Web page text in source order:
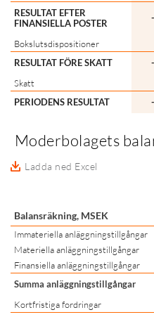
RESULTAT EFTER
FINANSIELLA POSTER
Bokslutsdispositioner
RESULTAT FÖRE SKATT
Skatt
PERIODENS RESULTAT
Moderbolagets
Ladda ned Excel
Balansräkning, MSEK
Immateriella anläggningstillgångar
Materiella anläggningstillgångar
Finansiella anläggningstillgångar
Summa anläggningstillgångar
Kortfristiga fordringar